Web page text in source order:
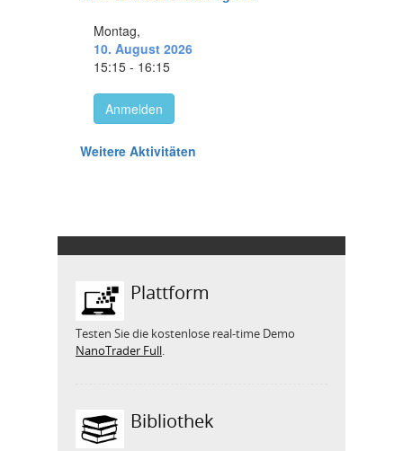
Plattform
Testen Sie die kostenlose real-time Demo
NanoTrader Full.
Bibliothek